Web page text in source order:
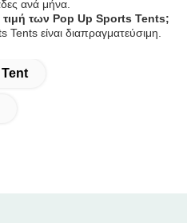
ανά μήνα.
τιμή των Pop Up Sports Tents;
είναι διαπραγματεύσιμη.